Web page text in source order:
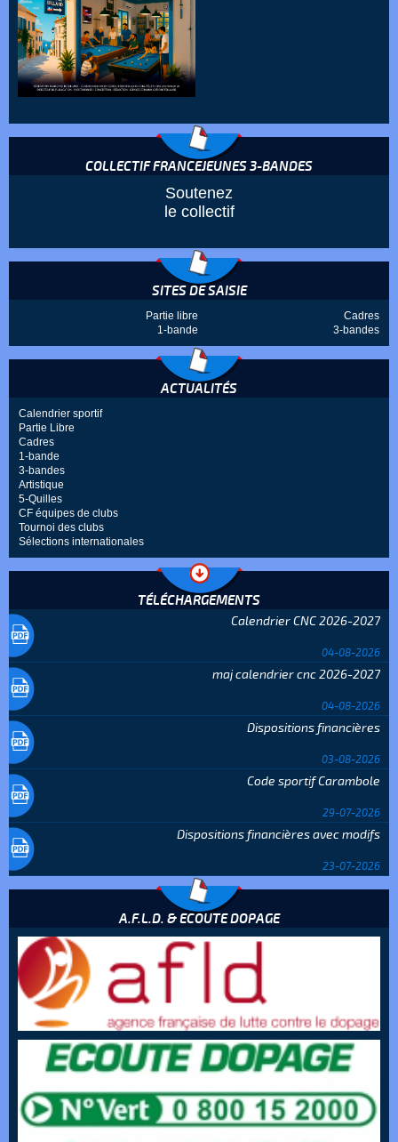
COLLECTIF FRANCEJEUNES 3-BANDES
Soutenez
le collectif
SITES DE SAISIE
Partie libre
Cadres
1-bande
3-bandes
ACTUALITÉS
Calendrier sportif
Partie Libre
Cadres
1-bande
3-bandes
Artistique
5-Quilles
CF équipes de clubs
Tournoi des clubs
Sélections internationales
TÉLÉCHARGEMENTS
Calendrier CNC 2026-2027
04-08-2026
maj calendrier cnc 2026-2027
04-08-2026
Dispositions financières
03-08-2026
Code sportif Carambole
29-07-2026
Dispositions financières avec modifs
23-07-2026
A.F.L.D. & ECOUTE DOPAGE